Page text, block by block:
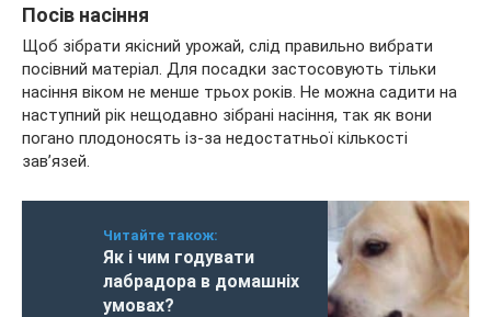
Посів насіння
Щоб зібрати якісний урожай, слід правильно вибрати
посівний матеріал. Для посадки застосовують тільки
насіння віком не менше трьох років. Не можна садити на
наступний рік нещодавно зібрані насіння, так як вони
погано плодоносять із-за недостатньої кількості
зав’язей.
Читайте також:
Як і чим годувати
лабрадора в домашніх
умовах?